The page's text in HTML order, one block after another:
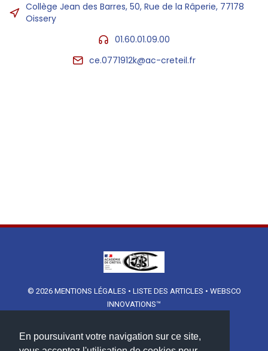
En poursuivant votre navigation sur ce site,
Collège Jean des Barres, 50, Rue de la Râperie, 77178
Oissery
01.60.01.09.00
ce.0771912k@ac-creteil.fr
© 2026 MENTIONS LÉGALES • LISTE DES ARTICLES • WEBSCO
INNOVATIONS™